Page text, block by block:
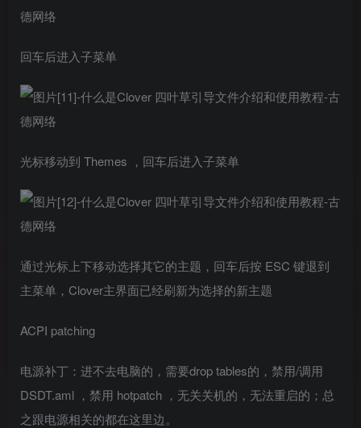
回车后进入子菜单
光标移动到 Themes ，回车后进入子菜单
通过光标上下移动选择其它的主题，回车后按 ESC 键退到
主菜单，Clover主界面已经刷新为选择的新主题
ACPI patching
电源补丁：进不去电脑的，需要drop tables的，禁用/调用
DSDT.aml ，禁用 hotpatch ，无关关机的，无法重启的；总
之跟电源相关的都在这里边。